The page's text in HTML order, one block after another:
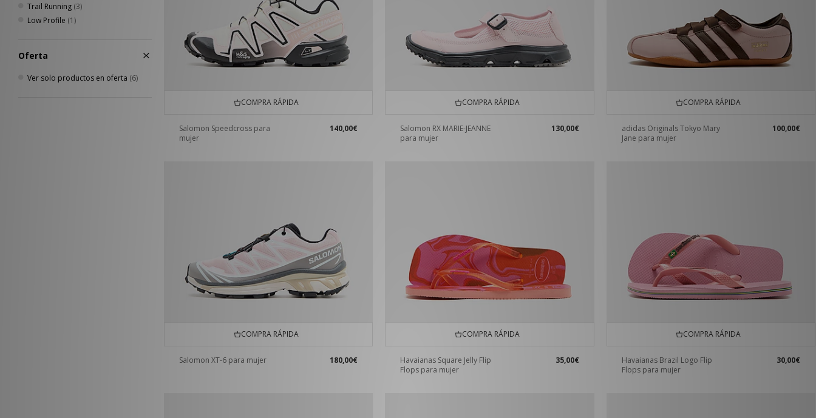
Trail Running (3)
Low Profile (1)
Oferta
Ver solo productos en oferta (6)
COMPRA RÁPIDA
Salomon Speedcross para
mujer
140,00€
COMPRA RÁPIDA
Salomon RX MARIE-JEANNE
para mujer
130,00€
COMPRA RÁPIDA
adidas Originals Tokyo Mary
Jane para mujer
100,00€
COMPRA RÁPIDA
Salomon XT-6 para mujer 180,00€
COMPRA RÁPIDA
Havaianas Square Jelly Flip
Flops para mujer
35,00€
COMPRA RÁPIDA
Havaianas Brazil Logo Flip
Flops para mujer
30,00€